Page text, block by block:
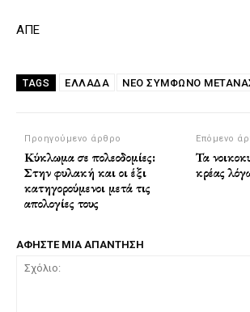
ΑΠΕ
TAGS ΕΛΛΑΔΑ ΝΈΟ ΣΎΜΦΩΝΟ
Προηγούμενο άρθρο
Κύκλωμα σε πολεοδομίες:
Στην φυλακή και οι έξι
κατηγορούμενοι μετά τις
απολογίες τους
Επόμενο
Τα
κρέας
ΑΦΗΣΤΕ ΜΙΑ ΑΠΑΝΤΗΣΗ